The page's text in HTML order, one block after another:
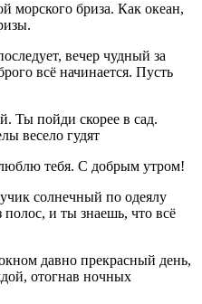
морского бриза. Как океан,
вечер чудный за
всё начинается. Пусть
Ты пойди скорее в сад.
весело гудят
тебя. С добрым утром!
солнечный по одеялу
полос, и ты знаешь, что всё
давно прекрасный день,
отогнав ночных